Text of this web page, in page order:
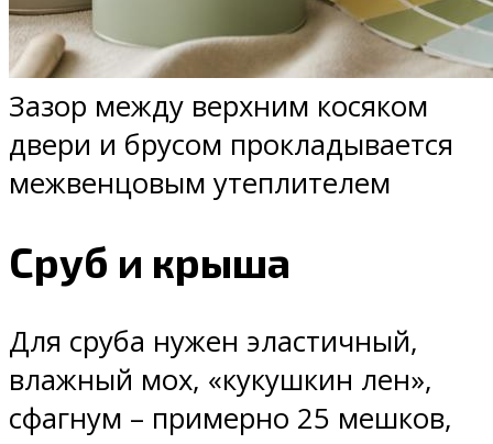
Зазор между верхним косяком
двери и брусом прокладывается
межвенцовым утеплителем
Сруб и крыша
Для сруба нужен эластичный,
влажный мох, «кукушкин лен»,
сфагнум – примерно 25 мешков,